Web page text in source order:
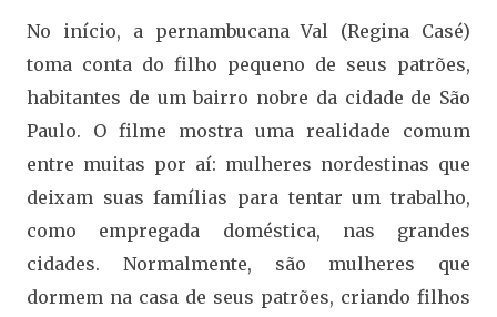
No início, a pernambucana Val (Regina Casé)
toma conta do filho pequeno de seus patrões,
habitantes de um bairro nobre da cidade de São
Paulo. O filme mostra uma realidade comum
entre muitas por aí: mulheres nordestinas que
deixam suas famílias para tentar um trabalho,
como empregada doméstica, nas grandes
cidades. Normalmente, são mulheres que
dormem na casa de seus patrões, criando filhos